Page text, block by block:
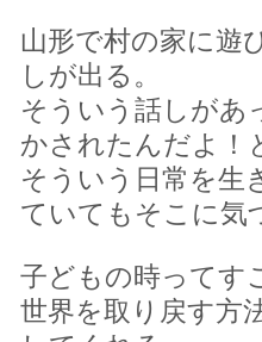
山形で村の家に遊
しが出る。
そういう話しがあ
かされたんだよ！
そういう日常を生
ていてもそこに気
子どもの時ってす
世界を取り戻す方